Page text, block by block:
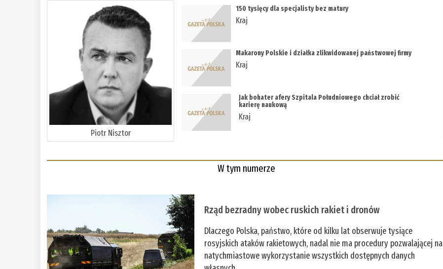
Piotr Nisztor
150 tysięcy dla specjalisty bez matury
Kraj
Makarony Polskie i działka zlikwidowanej państwowej firmy
Kraj
Jak bohater afery Szpitala Południowego chciał zrobić
karierę naukową
Kraj
W tym numerze
Rząd bezradny wobec ruskich rakiet i dronów
Dlaczego Polska, państwo, które od kilku lat obserwuje tysiące
rosyjskich ataków rakietowych, nadal nie ma procedury pozwalającej na
natychmiastowe wykorzystanie wszystkich dostępnych danych